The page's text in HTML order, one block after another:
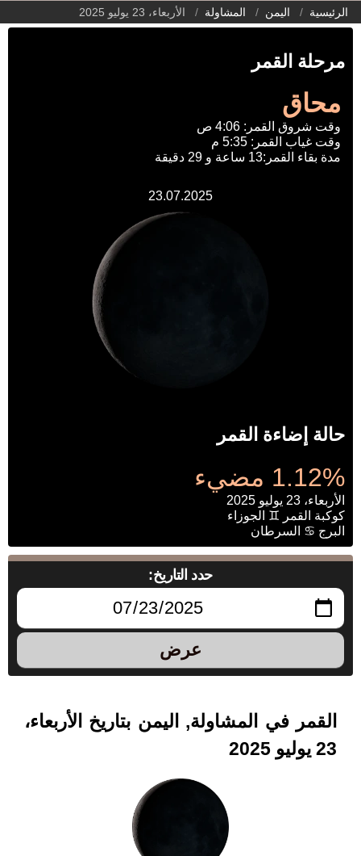
الرئيسية اليمن المشاولة الأربعاء، 23 يوليو 2025
مرحلة القمر
محاق
وقت شروق القمر: 4:06 ص
وقت غياب القمر: 5:35 م
مدة بقاء القمر:13 ساعة و 29 دقيقة
23.07.2025
حالة إضاءة القمر
1.12% مضيء
الأربعاء، 23 يوليو 2025
كوكبة القمر ♊ الجوزاء
البرج ♋ السرطان
حدد التاريخ:
عرض
القمر في المشاولة, اليمن بتاريخ الأربعاء،
23 يوليو 2025